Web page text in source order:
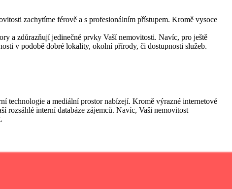
zachytíme férově a s profesionálním přístupem. Kromě vysoce
a zdůrazňují jedinečné prvky Vaší nemovitosti. Navíc, pro ještě
v podobě dobré lokality, okolní přírody, či dostupnosti služeb.
technologie a mediální prostor nabízejí. Kromě výrazné internetové
rozsáhlé interní databáze zájemců. Navíc, Vaši nemovitost